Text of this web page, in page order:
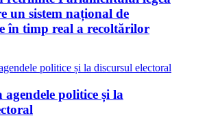
un sistem național de
în timp real a recoltărilor
politice și la